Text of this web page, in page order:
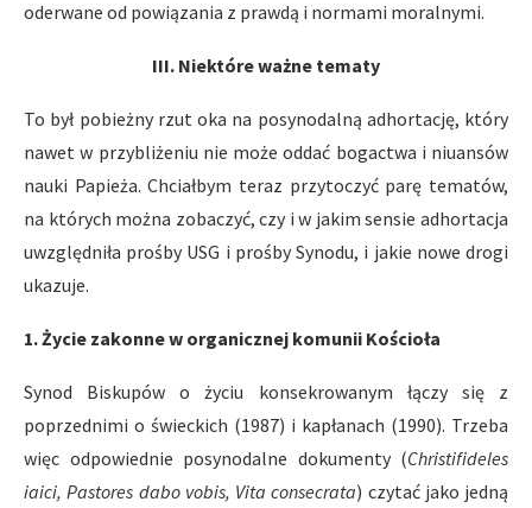
oderwane od powiązania z prawdą i normami moralnymi.
III. Niektóre ważne tematy
To był pobieżny rzut oka na posynodalną adhortację, który
nawet w przybliżeniu nie może oddać bogactwa i niuansów
nauki Papieża. Chciałbym teraz przytoczyć parę tematów,
na których można zobaczyć, czy i w jakim sensie adhortacja
uwzględniła prośby USG i prośby Synodu, i jakie nowe drogi
ukazuje.
1. Życie zakonne w organicznej komunii Kościoła
Synod Biskupów o życiu konsekrowanym łączy się z
poprzednimi o świeckich (1987) i kapłanach (1990). Trzeba
więc odpowiednie posynodalne dokumenty (Christifideles
iaici, Pastores dabo vobis, Vita consecrata) czytać jako jedną